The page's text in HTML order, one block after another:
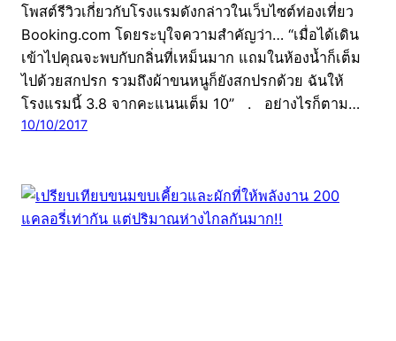
โพสต์รีวิวเกี่ยวกับโรงแรมดังกล่าวในเว็บไซต์ท่องเที่ยว
Booking.com โดยระบุใจความสำคัญว่า… “เมื่อได้เดิน
เข้าไปคุณจะพบกับกลิ่นที่เหม็นมาก แถมในห้องน้ำก็เต็ม
ไปด้วยสกปรก รวมถึงผ้าขนหนูก็ยังสกปรกด้วย ฉันให้
โรงแรมนี้ 3.8 จากคะแนนเต็ม 10” . อย่างไรก็ตาม…
10/10/2017